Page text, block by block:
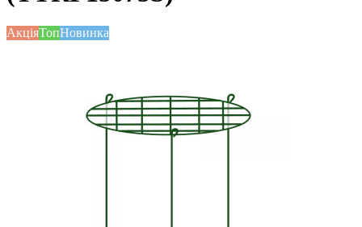
АкціяТопНовинка